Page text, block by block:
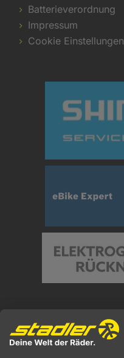
Batterieverordnung
Impressum
Cookie Einstellungen